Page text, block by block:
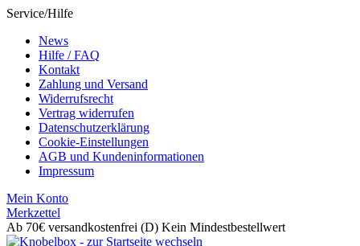
Service/Hilfe
News
Hilfe / FAQ
Kontakt
Zahlung und Versand
Widerrufsrecht
Vertrag widerrufen
Datenschutzerklärung
Cookie-Einstellungen
AGB und Kundeninformationen
Impressum
Mein Konto
Merkzettel
Ab 70€ versandkostenfrei (D) Kein Mindestbestellwert